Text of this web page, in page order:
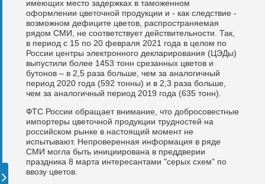
имеющих место задержках в таможенном
оформлении цветочной продукции и - как следствие -
возможном дефиците цветов, распространяемая
рядом СМИ, не соответствует действительности. Так,
в период с 15 по 20 февраля 2021 года в целом по
России центры электронного декларирования (ЦЭДы)
выпустили более 1453 тонн срезанных цветов и
бутонов – в 2,5 раза больше, чем за аналогичный
период 2020 года (592 тонны) и в 2,3 раза больше,
чем за аналогичный период 2019 года (635 тонн).
ФТС России обращает внимание, что добросовестные
импортеры цветочной продукции трудностей на
российском рынке в настоящий момент не
испытывают. Непроверенная информация в ряде
СМИ могла быть инициирована в преддверии
праздника 8 марта интересантами "серых схем" по
ввозу цветов.